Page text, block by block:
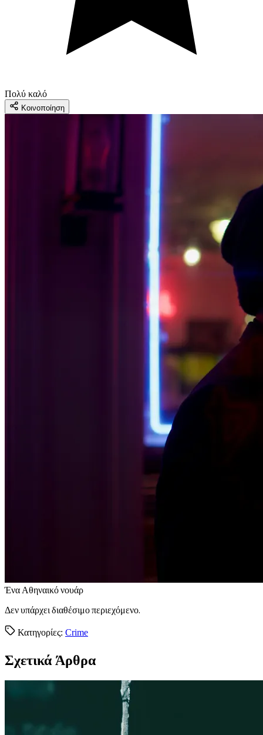
Πολύ καλό
Κοινοποίηση
Ένα Αθηναικό νουάρ
Δεν υπάρχει διαθέσιμο περιεχόμενο.
Κατηγορίες: Crime
Σχετικά Άρθρα